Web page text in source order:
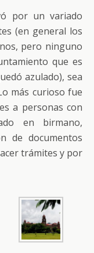
por un variado
(en general los
pero ninguno
que es
azulado), sea
más curioso fue
a personas con
en birmano,
de documentos
trámites y por